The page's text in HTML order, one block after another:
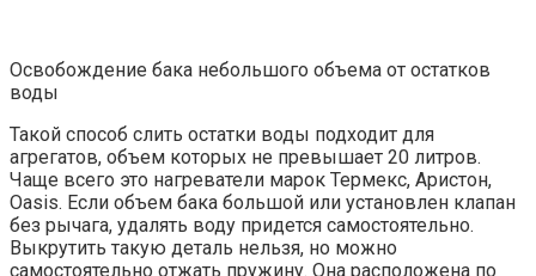
Освобождение бака небольшого объема от остатков
воды
Такой способ слить остатки воды подходит для
агрегатов, объем которых не превышает 20 литров.
Чаще всего это нагреватели марок Термекс, Аристон,
Oasis. Если объем бака большой или установлен клапан
без рычага, удалять воду придется самостоятельно.
Выкрутить такую деталь нельзя, но можно
самостоятельно отжать пружину. Она расположена по